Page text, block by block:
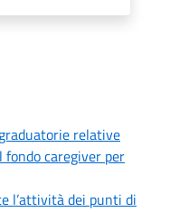
relative
fondo caregiver per
l’attività dei punti di